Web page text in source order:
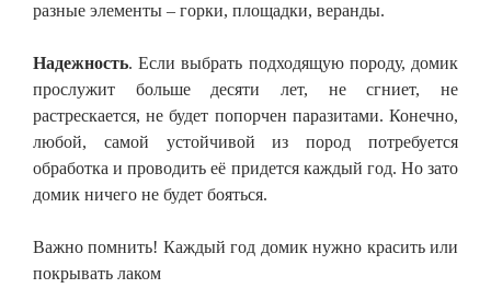
разные элементы – горки, площадки, веранды.
Надежность. Если выбрать подходящую породу, домик
прослужит больше десяти лет, не сгниет, не
растрескается, не будет попорчен паразитами. Конечно,
любой, самой устойчивой из пород потребуется
обработка и проводить её придется каждый год. Но зато
домик ничего не будет бояться.
Важно помнить! Каждый год домик нужно красить или
покрывать лаком